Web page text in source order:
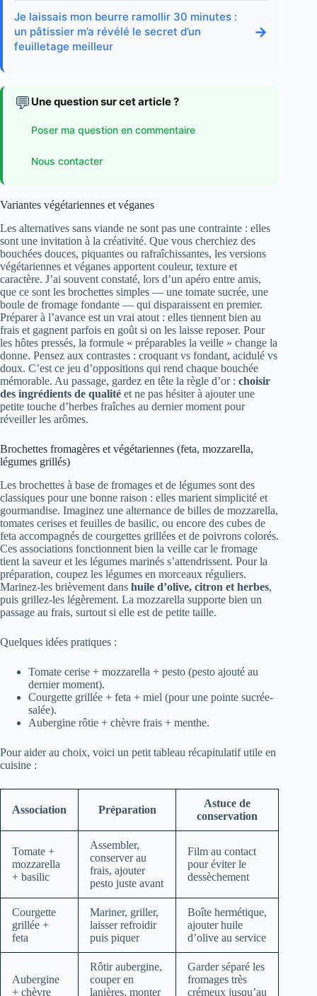
Je laissais mon beurre ramollir 30 minutes :
un pâtissier m’a révélé le secret d’un
feuilletage meilleur
→
💬 Une question sur cet article ?
Poser ma question en commentaire
Nous contacter
Variantes végétariennes et véganes
Les alternatives sans viande ne sont pas une contrainte : elles
sont une invitation à la créativité. Que vous cherchiez des
bouchées douces, piquantes ou rafraîchissantes, les versions
végétariennes et véganes apportent couleur, texture et
caractère. J’ai souvent constaté, lors d’un apéro entre amis,
que ce sont les brochettes simples — une tomate sucrée, une
boule de fromage fondante — qui disparaissent en premier.
Préparer à l’avance est un vrai atout : elles tiennent bien au
frais et gagnent parfois en goût si on les laisse reposer. Pour
les hôtes pressés, la formule « préparables la veille » change la
donne. Pensez aux contrastes : croquant vs fondant, acidulé vs
doux. C’est ce jeu d’oppositions qui rend chaque bouchée
mémorable. Au passage, gardez en tête la règle d’or : choisir
des ingrédients de qualité et ne pas hésiter à ajouter une
petite touche d’herbes fraîches au dernier moment pour
réveiller les arômes.
Brochettes fromagères et végétariennes (feta, mozzarella,
légumes grillés)
Les brochettes à base de fromages et de légumes sont des
classiques pour une bonne raison : elles marient simplicité et
gourmandise. Imaginez une alternance de billes de mozzarella,
tomates cerises et feuilles de basilic, ou encore des cubes de
feta accompagnés de courgettes grillées et de poivrons colorés.
Ces associations fonctionnent bien la veille car le fromage
tient la saveur et les légumes marinés s’attendrissent. Pour la
préparation, coupez les légumes en morceaux réguliers.
Marinez-les brièvement dans huile d’olive, citron et herbes,
puis grillez-les légèrement. La mozzarella supporte bien un
passage au frais, surtout si elle est de petite taille.
Quelques idées pratiques :
Tomate cerise + mozzarella + pesto (pesto ajouté au
dernier moment).
Courgette grillée + feta + miel (pour une pointe sucrée-
salée).
Aubergine rôtie + chèvre frais + menthe.
Pour aider au choix, voici un petit tableau récapitulatif utile en
cuisine :
Association Préparation
Astuce de
conservation
Tomate +
mozzarella
+ basilic
Assembler,
conserver au
frais, ajouter
pesto juste avant
Film au contact
pour éviter le
dessèchement
Courgette
grillée +
feta
Mariner, griller,
laisser refroidir
puis piquer
Boîte hermétique,
ajouter huile
d’olive au service
Aubergine
+ chèvre
Rôtir aubergine,
couper en
lanières, monter
Garder séparé les
fromages très
crémeux jusqu’au